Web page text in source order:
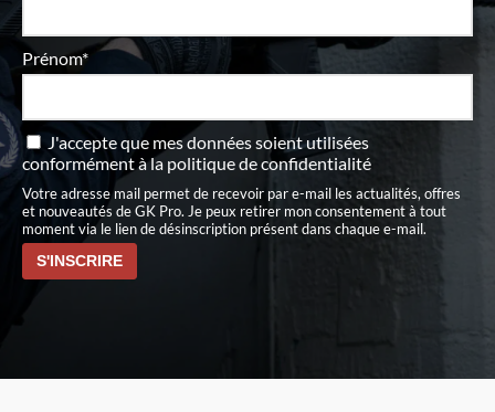
Prénom*
J'accepte que mes données soient utilisées
conformément àla politique de confidentialité
Votre adresse mail permet de recevoir par e-mail les actualités, offres
et nouveautés de GK Pro. Je peux retirer mon consentement à tout
moment via le lien de désinscription présent dans chaque e-mail.